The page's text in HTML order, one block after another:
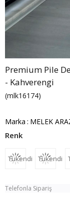
Premium Pile
- Kahverengi
(mlk16174)
Marka : MELEK
Tükendi Tükendi
Telefonla Sipariş